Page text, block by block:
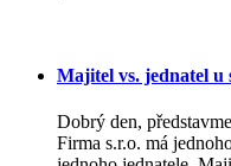
Majitel vs. jednatel u
Dobrý den,
Firma s.r.o. má